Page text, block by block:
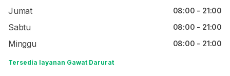
Jumat 08:00 - 21:00
Sabtu 08:00 - 21:00
Minggu 08:00 - 21:00
Tersedia layanan Gawat Darurat